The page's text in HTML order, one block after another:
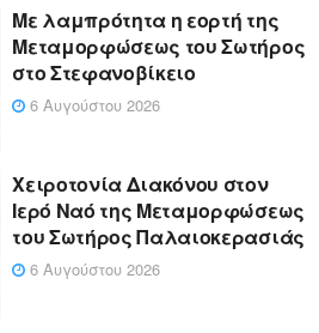
Με λαμπρότητα η εορτή της
Μεταμορφώσεως του Σωτήρος
στο Στεφανοβίκειο
6 Αυγούστου 2026
Χειροτονία Διακόνου στον
Ιερό Ναό της Μεταμορφώσεως
του Σωτήρος Παλαιοκερασιάς
6 Αυγούστου 2026